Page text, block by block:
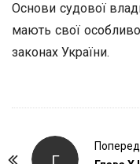
Основи судової
мають свої
законах України.